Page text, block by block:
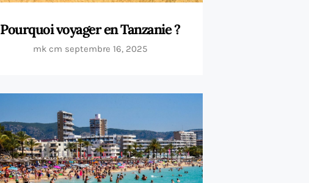
Pourquoi voyager en Tanzanie ?
mk cm septembre 16, 2025